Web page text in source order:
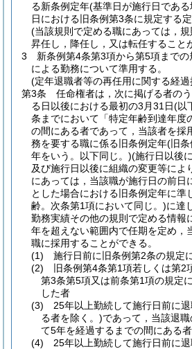
る新条例定年(基準日が施行日であ
日における旧条例第3条に規定する
(当該規則で定める職にあっては，
昇任し，降任し，又は転任すること
3
新条例第4条第3項から第5項まで
による勤務について準用する。
(定年退職者等の再任用に関する経過
第3条
任命権者は，次に掲げる者の
る日以後における最初の3月31日(以
条までにおいて「特定年齢到達年度
の間にある者であって，当該者を採
務を要する職に係る旧条例定年(旧条
年をいう。以下同じ。)(施行日以後
及び施行日以後に組織の変更等によ
にあっては，当該職が施行日の前日
とした場合における旧条例定年に準
齢。次条第1項において同じ。)に達
勤務実績その他の規則で定める情報
年を超えない範囲内で任期を定め，
職に採用することができる。
(1)
施行日前に旧条例第2条の規定
(2)
旧条例第4条第1項若しくは第2
第3条第5項又は前条第1項の規定
した者
(3)
25年以上勤続して施行日前に
る者を除く。)であって，当該退
て5年を経過するまでの間にある者
(4)
25年以上勤続して施行日前に